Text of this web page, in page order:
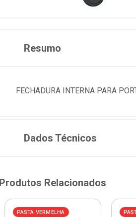
Resumo
FECHADURA INTERNA PARA
Dados Técnicos
Produtos Relacionados
PASTA VERMELHA